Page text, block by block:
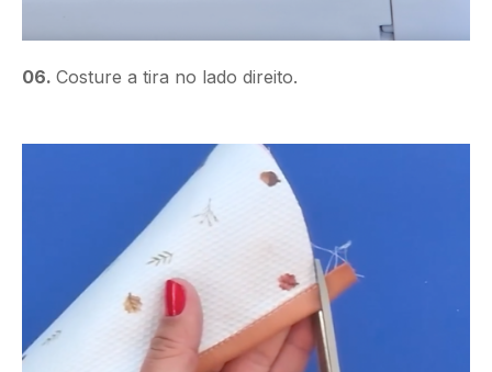
06. Costure a tira no lado direito.